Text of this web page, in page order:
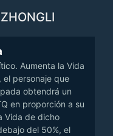
Aumenta la Vida
el personaje que
obtendrá un
en proporción a su
Vida de dicho
del 50%, el